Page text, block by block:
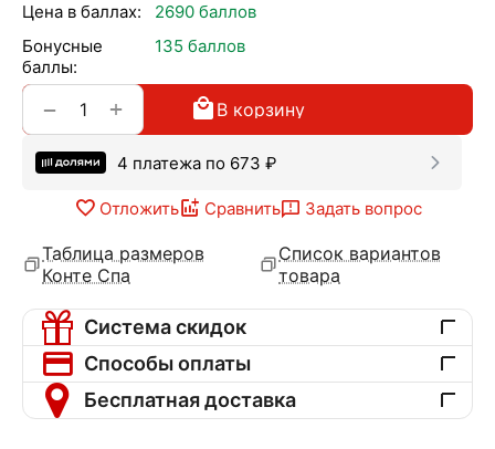
Цена в баллах:
2690 баллов
Бонусные
баллы:
135 баллов
+
− В корзину
4 платежа по 673 ₽
Отложить Сравнить Задать вопрос
Таблица размеров
Конте Спа
Список вариантов
товара
Система скидок
Способы оплаты
Бесплатная доставка